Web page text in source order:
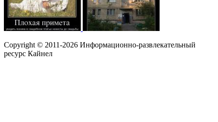
Copyright © 2011-2026 Информационно-развлекательный
ресурс Кайнел